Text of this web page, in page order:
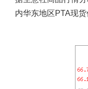
内华东地区PTA现